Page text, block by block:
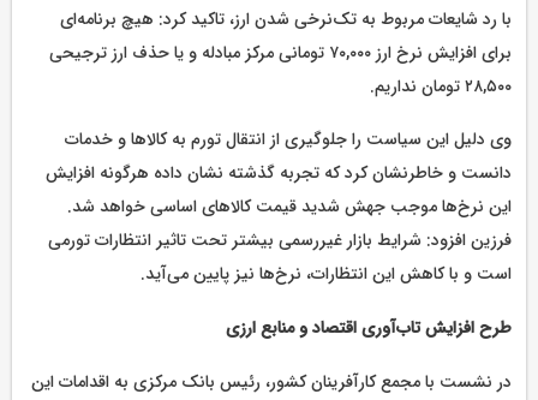
با رد شایعات مربوط به تک‌نرخی شدن ارز، تاکید کرد: هیچ برنامه‌ای
برای افزایش نرخ ارز ۷۰,۰۰۰ تومانی مرکز مبادله و یا حذف ارز ترجیحی
۲۸,۵۰۰ تومان نداریم.
وی دلیل این سیاست را جلوگیری از انتقال تورم به کالاها و خدمات
دانست و خاطرنشان کرد که تجربه گذشته نشان داده هرگونه افزایش
این نرخ‌ها موجب جهش شدید قیمت کالاهای اساسی خواهد شد.
فرزین افزود: شرایط بازار غیررسمی بیشتر تحت تاثیر انتظارات تورمی
است و با کاهش این انتظارات، نرخ‌ها نیز پایین می‌آید.
طرح افزایش تاب‌آوری اقتصاد و منابع ارزی
در نشست با مجمع کارآفرینان کشور، رئیس بانک مرکزی به اقدامات این